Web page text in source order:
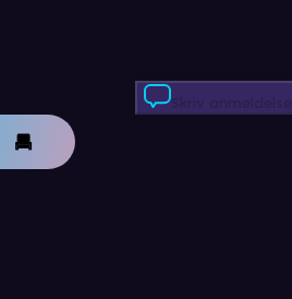
Skriv anmeldelse